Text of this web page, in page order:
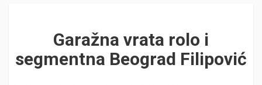
Garažna vrata rolo i
segmentna Beograd Filipović